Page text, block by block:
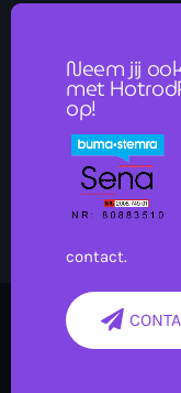
platen. En dat
Neem jij
met
op!
contact.